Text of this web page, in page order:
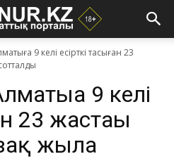
9 келі есірткі тасыған 23
9 келі
23 жастағы
жылға